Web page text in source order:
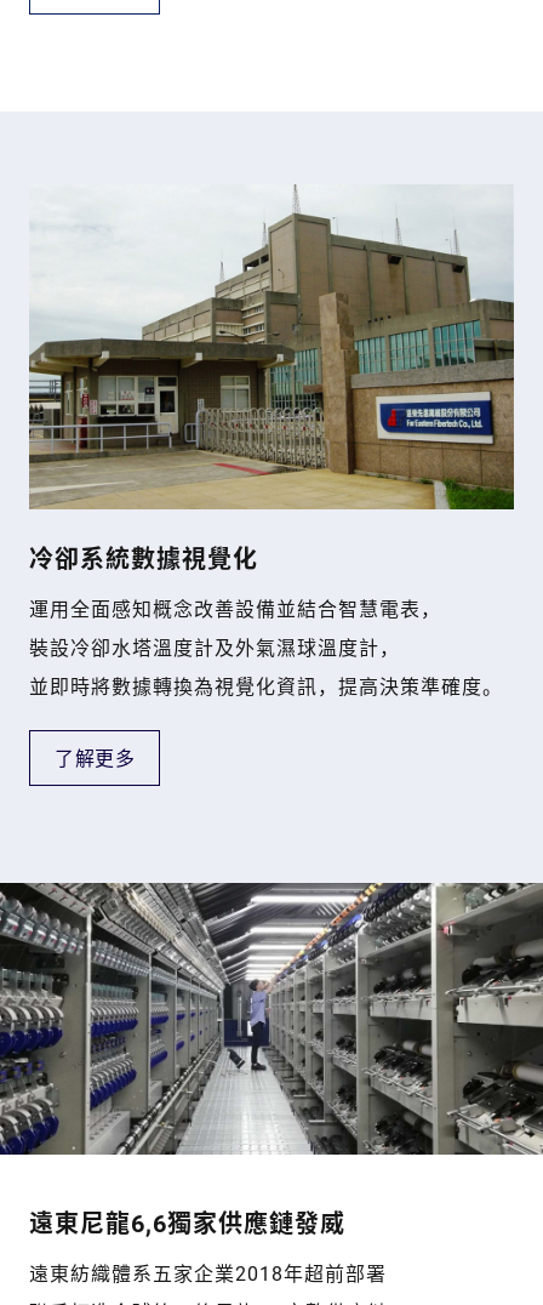
冷卻系統數據視覺化
運用全面感知概念改善設備並結合智慧電表，
裝設冷卻水塔溫度計及外氣濕球溫度計，
並即時將數據轉換為視覺化資訊，提高決策準確度。
了解更多
遠東尼龍6,6獨家供應鏈發威
遠東紡織體系五家企業2018年超前部署